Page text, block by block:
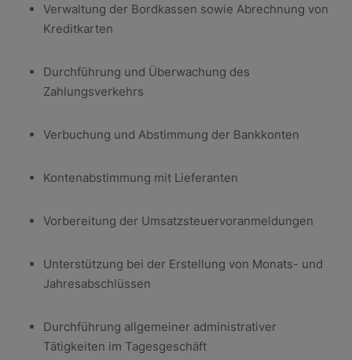
Verwaltung der Bordkassen sowie Abrechnung von
Kreditkarten
Durchführung und Überwachung des
Zahlungsverkehrs
Verbuchung und Abstimmung der Bankkonten
Kontenabstimmung mit Lieferanten
Vorbereitung der Umsatzsteuervoranmeldungen
Unterstützung bei der Erstellung von Monats- und
Jahresabschlüssen
Durchführung allgemeiner administrativer
Tätigkeiten im Tagesgeschäft